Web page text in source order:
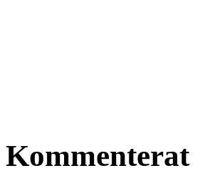
Kommenterat